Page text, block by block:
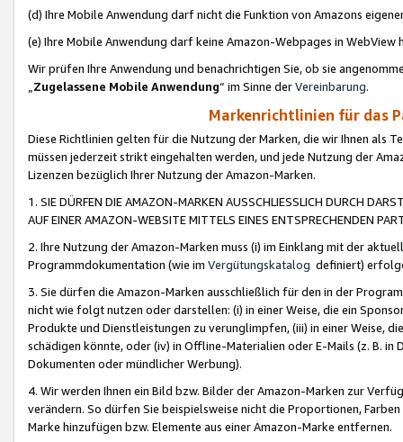
(d) Ihre Mobile Anwendung darf nicht die Funktion von Amazons
(e) Ihre Mobile Anwendung darf keine Amazon-Webpages in WebView
Wir prüfen Ihre Anwendung und benachrichtigen Sie, ob sie
„Zugelassene Mobile Anwendung“ im Sinne derVereinbarung.
Markenrichtlinien für das
Diese Richtlinien gelten für die Nutzung der Marken, die wir Ihnen als
müssen jederzeit strikt eingehalten werden, und jede Nutzung der
Lizenzen bezüglich Ihrer Nutzung der Amazon-Marken.
1. SIE DÜRFEN DIE AMAZON-MARKEN AUSSCHLIESSLICH DURCH
AUF EINER AMAZON-WEBSITE MITTELS EINES ENTSPRECHENDEN
2. Ihre Nutzung der Amazon-Marken muss (i) im Einklang mit der
Programmdokumentation (wie im Vergütungskatalog definiert)
3. Sie dürfen die Amazon-Marken ausschließlich für den in der
nicht wie folgt nutzen oder darstellen: (i) in einer Weise, die ein
Produkte und Dienstleistungen zu verunglimpfen, (iii) in einer Weise,
schädigen könnte, oder (iv) in Offline-Materialien oder E-Mails (z. B. in
Dokumenten oder mündlicher Werbung).
4. Wir werden Ihnen ein Bild bzw. Bilder der Amazon-Marken zur
verändern. So dürfen Sie beispielsweise nicht die Proportionen,
Marke hinzufügen bzw. Elemente aus einer Amazon-Marke entfernen.